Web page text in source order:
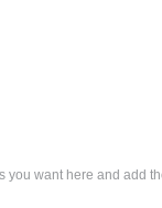
amount or use the
you want here and add